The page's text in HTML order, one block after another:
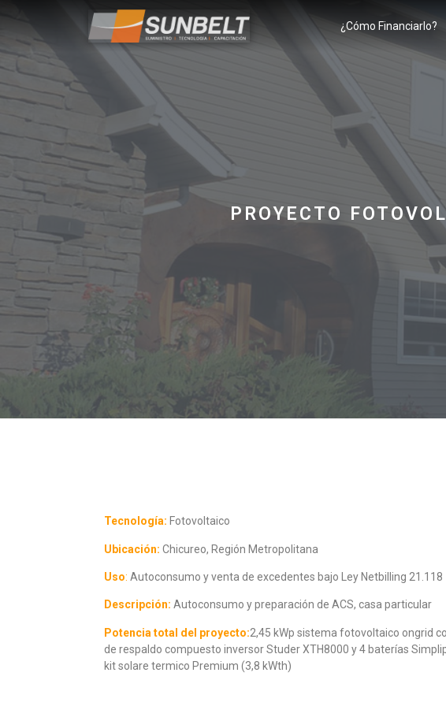
¿Cómo Financiarlo?
PROYECTO
Tecnología: Fotovoltaico
Ubicación: Chicureo, Región Metropolitana
Uso: Autoconsumo y venta de excedentes bajo Ley Netbilling 21.118
Descripción: Autoconsumo y preparación de ACS, casa particular
Potencia total del proyecto:2,45 kWp sistema fotovoltaico ongrid
de respaldo compuesto inversor Studer XTH8000 y 4 baterías
kit solare termico Premium (3,8 kWth)